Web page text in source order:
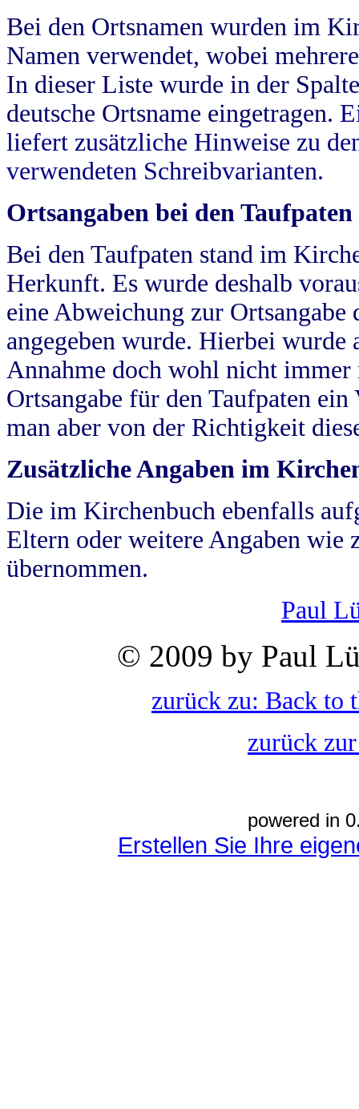
Bei den Ortsnamen wurden im
Namen verwendet, wobei
In dieser Liste wurde in der
deutsche Ortsname eingetragen.
liefert zusätzliche Hinweise zu
verwendeten Schreibvarianten.
Ortsangaben bei den Taufpaten
Bei den Taufpaten stand im
Herkunft. Es wurde deshalb
eine Abweichung zur
angegeben wurde. Hierbei wurde
Annahme doch wohl nicht
Ortsangabe für den Taufpaten
man aber von der Richtigkeit
Zusätzliche Angaben im
Die im Kirchenbuch ebenfalls
Eltern oder weitere Angaben wie
übernommen.
Paul
© 2009 by Paul
zurück zu: Back to
zurück
powered in
Erstellen Sie Ihre